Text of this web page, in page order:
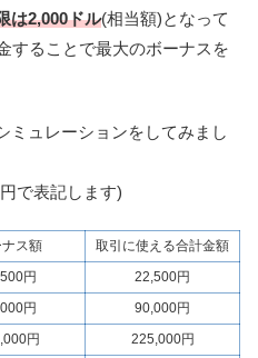
は2,000ドル(相当額)となって
することで最大のボーナスを
ミュレーションをしてみまし
で表記します)
ス額
取引に使える合計金額
円
22,500円
円
90,000円
円 225,000円